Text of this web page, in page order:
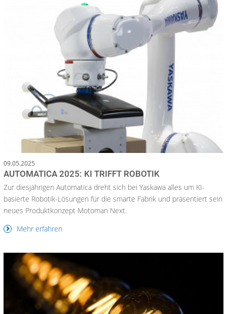
09.05.2025
AUTOMATICA 2025: KI TRIFFT ROBOTIK
Zur diesjährigen Automatica dreht sich bei Yaskawa alles um KI-
basierte Robotik-Lösungen für die smarte Fabrik und präsentiert sein
neues Produktkonzept Motoman Next.
Mehr erfahren